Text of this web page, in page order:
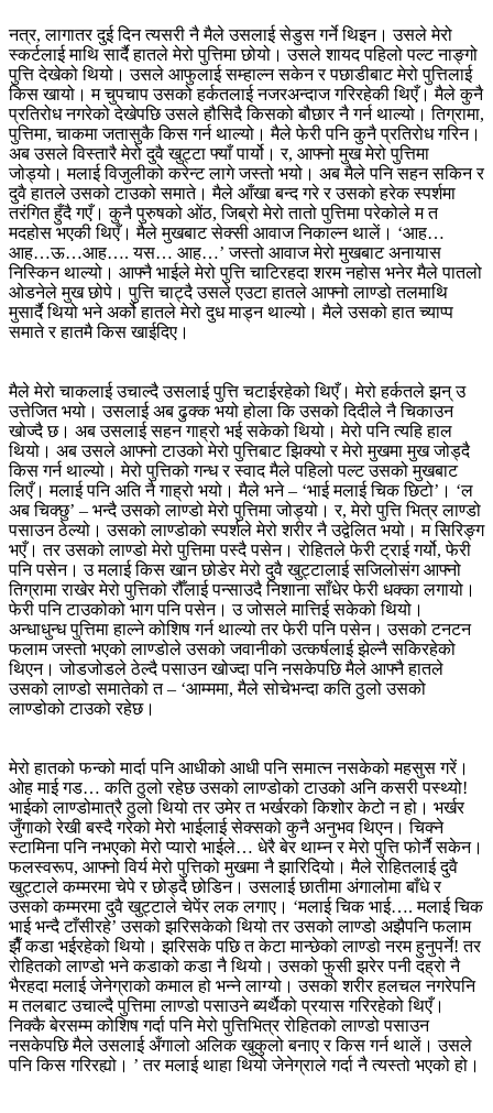
नत्र, लागातर दुई दिन त्यसरी नै मैले उसलाई सेडुस गर्ने थिइन। उसले मेरो
स्कर्टलाई माथि सार्दै हातले मेरो पुत्तिमा छोयो। उसले शायद पहिलो पल्ट नाङ्गो
पुत्ति देखेको थियो। उसले आफुलाई सम्हाल्न सकेन र पछाडीबाट मेरो पुत्तिलाई
किस खायो। म चुपचाप उसको हर्कतलाई नजरअन्दाज गरिरहेकी थिएँ। मैले कुनै
प्रतिरोध नगरेको देखेपछि उसले हौसिदै किसको बौछार नै गर्न थाल्यो। तिग्रामा,
पुत्तिमा, चाकमा जतासुकै किस गर्न थाल्यो। मैले फेरी पनि कुनै प्रतिरोध गरिन।
अब उसले विस्तारै मेरो दुवै खुट्टा फ्याँ पार्यो। र, आफ्नो मुख मेरो पुत्तिमा
जोड्यो। मलाई विजुलीको करेन्ट लागे जस्तो भयो। अब मैले पनि सहन सकिन र
दुवै हातले उसको टाउको समाते। मैले आँखा बन्द गरे र उसको हरेक स्पर्शमा
तरंगित हुँदै गएँ। कुनै पुरुषको ओंठ, जिब्रो मेरो तातो पुत्तिमा परेकोले म त
मदहोस भएकी थिएँ। मैले मुखबाट सेक्सी आवाज निकाल्न थालें। ‘आह…
आह…ऊ…आह…. यस… आह…’ जस्तो आवाज मेरो मुखबाट अनायास
निस्किन थाल्यो। आफ्नै भाईले मेरो पुत्ति चाटिरहदा शरम नहोस भनेर मैले पातलो
ओडनेले मुख छोपे। पुत्ति चाट्दै उसले एउटा हातले आफ्नो लाण्डो तलमाथि
मुसार्दै थियो भने अर्को हातले मेरो दुध माड्न थाल्यो। मैले उसको हात च्याप्प
समाते र हातमै किस खाईदिए।
मैले मेरो चाकलाई उचाल्दै उसलाई पुत्ति चटाईरहेको थिएँ। मेरो हर्कतले झन् उ
उत्तेजित भयो। उसलाई अब ढुक्क भयो होला कि उसको दिदीले नै चिकाउन
खोज्दै छ। अब उसलाई सहन गाह्रो भई सकेको थियो। मेरो पनि त्यहि हाल
थियो। अब उसले आफ्नो टाउको मेरो पुत्तिबाट झिक्यो र मेरो मुखमा मुख जोड्दै
किस गर्न थाल्यो। मेरो पुत्तिको गन्ध र स्वाद मैले पहिलो पल्ट उसको मुखबाट
लिएँ। मलाई पनि अति नै गाह्रो भयो। मैले भने – ‘भाई मलाई चिक छिटो’। ‘ल
अब चिक्छु’ – भन्दै उसको लाण्डो मेरो पुत्तिमा जोड्यो। र, मेरो पुत्ति भित्र लाण्डो
पसाउन ठेल्यो। उसको लाण्डोको स्पर्शले मेरो शरीर नै उद्वेलित भयो। म सिरिङ्ग
भएँ। तर उसको लाण्डो मेरो पुत्तिमा पस्दै पसेन। रोहितले फेरी ट्राई गर्यो, फेरी
पनि पसेन। उ मलाई किस खान छोडेर मेरो दुवै खुट्टालाई सजिलोसंग आफ्नो
तिग्रामा राखेर मेरो पुत्तिको रौँलाई पन्साउदै निशाना साँधेर फेरी धक्का लगायो।
फेरी पनि टाउकोको भाग पनि पसेन। उ जोसले मात्तिई सकेको थियो।
अन्धाधुन्ध पुत्तिमा हाल्ने कोशिष गर्न थाल्यो तर फेरी पनि पसेन। उसको टनटन
फलाम जस्तो भएको लाण्डोले उसको जवानीको उत्कर्षलाई झेल्नै सकिरहेको
थिएन। जोडजोडले ठेल्दै पसाउन खोज्दा पनि नसकेपछि मैले आफ्नै हातले
उसको लाण्डो समातेको त – ‘आम्ममा, मैले सोचेभन्दा कति ठुलो उसको
लाण्डोको टाउको रहेछ।
मेरो हातको फन्को मार्दा पनि आधीको आधी पनि समात्न नसकेको महसुस गरें।
ओह माई गड… कति ठुलो रहेछ उसको लाण्डोको टाउको अनि कसरी पस्थ्यो!
भाईको लाण्डोमात्रै ठुलो थियो तर उमेर त भर्खरको किशोर केटो न हो। भर्खर
जुँगाको रेखी बस्दै गरेको मेरो भाईलाई सेक्सको कुनै अनुभव थिएन। चिक्ने
स्टामिना पनि नभएको मेरो प्यारो भाईले… धेरै बेर थाम्न र मेरो पुत्ति फोर्नै सकेन।
फलस्वरूप, आफ्नो विर्य मेरो पुत्तिको मुखमा नै झारिदियो। मैले रोहितलाई दुवै
खुट्टाले कम्मरमा चेपे र छोड्दै छोडिन। उसलाई छातीमा अंगालोमा बाँधे र
उसको कम्मरमा दुवै खुट्टाले चेपेंर लक लगाए। ‘मलाई चिक भाई…. मलाई चिक
भाई भन्दै टाँसीरहे’ उसको झरिसकेको थियो तर उसको लाण्डो अझैपनि फलाम
झैँ कडा भईरहेको थियो। झरिसके पछि त केटा मान्छेको लाण्डो नरम हुनुपर्ने! तर
रोहितको लाण्डो भने कडाको कडा नै थियो। उसको फुसी झरेर पनी दह्रो नै
भैरहदा मलाई जेनेग्राको कमाल हो भन्ने लाग्यो। उसको शरीर हलचल नगरेपनि
म तलबाट उचाल्दै पुत्तिमा लाण्डो पसाउने ब्यर्थैको प्रयास गरिरहेको थिएँ।
निक्कै बेरसम्म कोशिष गर्दा पनि मेरो पुत्तिभित्र रोहितको लाण्डो पसाउन
नसकेपछि मैले उसलाई अँगालो अलिक खुकुलो बनाए र किस गर्न थालें। उसले
पनि किस गरिरह्यो। ’ तर मलाई थाहा थियो जेनेग्राले गर्दा नै त्यस्तो भएको हो।